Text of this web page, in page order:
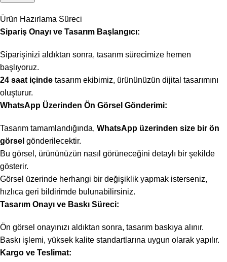
Ürün Hazırlama Süreci
Sipariş Onayı ve Tasarım Başlangıcı:
Siparişinizi aldıktan sonra, tasarım sürecimize hemen
başlıyoruz.
24 saat içinde tasarım ekibimiz, ürününüzün dijital tasarımını
oluşturur.
WhatsApp Üzerinden Ön Görsel Gönderimi:
Tasarım tamamlandığında, WhatsApp üzerinden size bir ön
görsel gönderilecektir.
Bu görsel, ürününüzün nasıl görüneceğini detaylı bir şekilde
gösterir.
Görsel üzerinde herhangi bir değişiklik yapmak isterseniz,
hızlıca geri bildirimde bulunabilirsiniz.
Tasarım Onayı ve Baskı Süreci:
Ön görsel onayınızı aldıktan sonra, tasarım baskıya alınır.
Baskı işlemi, yüksek kalite standartlarına uygun olarak yapılır.
Kargo ve Teslimat: